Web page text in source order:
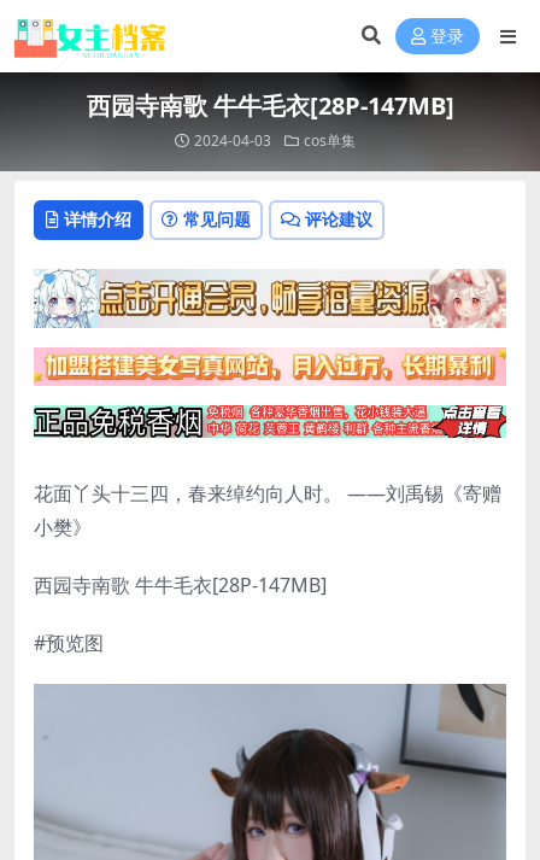
登录
西园寺南歌 牛牛毛衣[28P-147MB]
2024-04-03 cos单集
详情介绍 常见问题 评论建议
花面丫头十三四，春来绰约向人时。 ——刘禹锡《寄赠
小樊》
西园寺南歌 牛牛毛衣[28P-147MB]
#预览图